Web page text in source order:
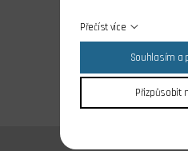
Přečíst více
Souhlasím a
Přizpůsobit